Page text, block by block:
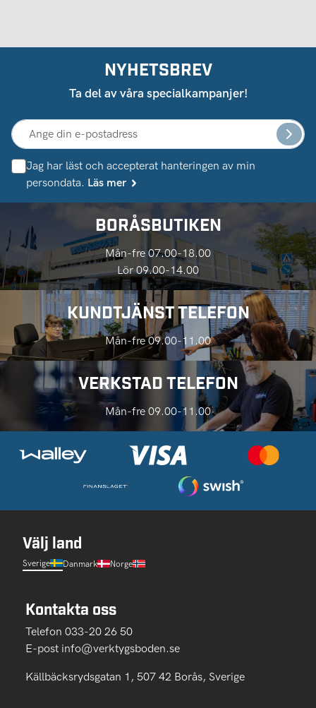
NYHETSBREV
Ta del av våra specialkampanjer!
Jag har läst och accepterat hanteringen av min
persondata. Läs mer
BORÅSBUTIKEN
Mån-fre 07.00-18.00
Lör 09.00-14.00
KUNDTJÄNST TELEFON
Mån-fre 09.00-11.00
VERKSTAD TELEFON
Mån-fre 09.00-11.00
Välj land
Sverige Danmark Norge
Kontakta oss
Telefon 033-20 26 50
E-post info@verktygsboden.se
Källbäcksrydsgatan 1, 507 42 Borås, Sverige